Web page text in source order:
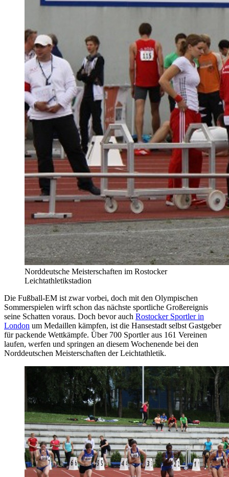
Norddeutsche Meisterschaften im Rostocker
Leichtathletikstadion
Die Fußball-EM ist zwar vorbei, doch mit den Olympischen
Sommerspielen wirft schon das nächste sportliche Großereignis
seine Schatten voraus. Doch bevor auch Rostocker Sportler in
London um Medaillen kämpfen, ist die Hansestadt selbst Gastgeber
für packende Wettkämpfe. Über 700 Sportler aus 161 Vereinen
laufen, werfen und springen an diesem Wochenende bei den
Norddeutschen Meisterschaften der Leichtathletik.